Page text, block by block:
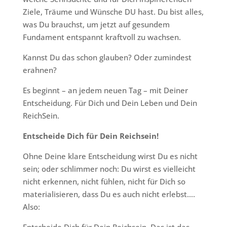
Ziele, Träume und Wünsche DU hast. Du bist alles,
was Du brauchst, um jetzt auf gesundem
Fundament entspannt kraftvoll zu wachsen.
Kannst Du das schon glauben? Oder zumindest
erahnen?
Es beginnt – an jedem neuen Tag – mit Deiner
Entscheidung. Für Dich und Dein Leben und Dein
ReichSein.
Entscheide Dich für Dein Reichsein!
Ohne Deine klare Entscheidung wirst Du es nicht
sein; oder schlimmer noch: Du wirst es vielleicht
nicht erkennen, nicht fühlen, nicht für Dich so
materialisieren, dass Du es auch nicht erlebst….
Also: